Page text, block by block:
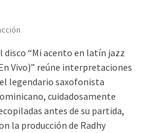
disco “Mi acento en latín jazz
Vivo)” reúne interpretaciones
legendario saxofonista
cuidadosamente
antes de su partida,
la producción de Radhy